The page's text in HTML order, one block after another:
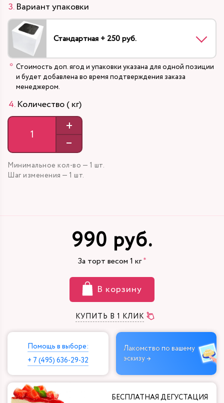
Вариант упаковки
Стандартная + 250 руб.
Стоимость доп. ягод и упаковки указана для одной позиции
и будет добавлена во время подтверждения заказа
менеджером.
Количество ( кг)
+
–
Минимальное кол-во — 1 шт.
Шаг изменения — 1 шт.
990 руб.
За торт весом 1 кг
В корзину
КУПИТЬ В 1 КЛИК
Помощь в выборе:
+ 7 (495) 636-29-32
Лакомство по вашему
эскизу →
БЕСПЛАТНАЯ ДЕГУСТАЦИЯ